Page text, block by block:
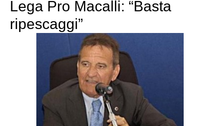
Lega Pro Macalli: “Basta
ripescaggi”